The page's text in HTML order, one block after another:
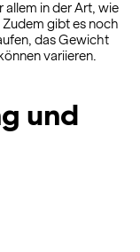
allem in der Art, wie
Zudem gibt es noch
das Gewicht
variieren.
und